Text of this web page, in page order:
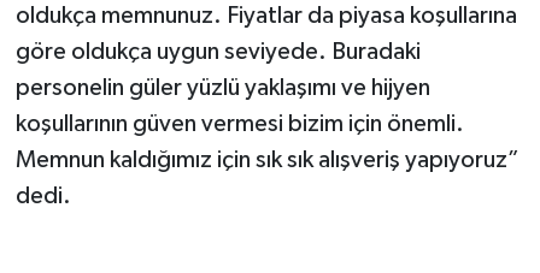
oldukça memnunuz. Fiyatlar da piyasa koşullarına
göre oldukça uygun seviyede. Buradaki
personelin güler yüzlü yaklaşımı ve hijyen
koşullarının güven vermesi bizim için önemli.
Memnun kaldığımız için sık sık alışveriş yapıyoruz”
dedi.